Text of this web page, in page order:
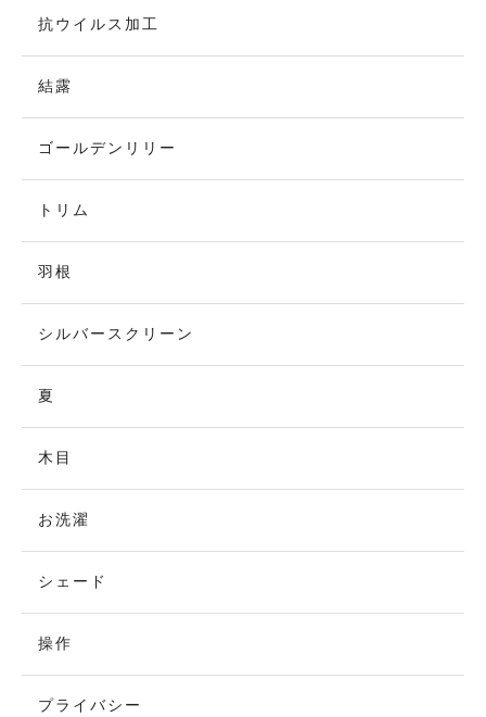
抗ウイルス加工
結露
ゴールデンリリー
トリム
羽根
シルバースクリーン
夏
木目
お洗濯
シェード
操作
プライバシー